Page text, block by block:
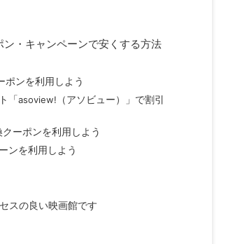
・キャンペーンで安くする方法
ポンを利用しよう
「asoview! （アソビュー）」で割引
ーポンを利用しよう
ンを利用しよう
スの良い映画館です